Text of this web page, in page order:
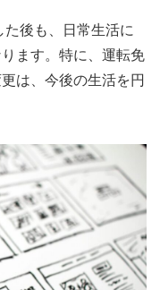
後も、日常生活に
ます。特に、運転免
は、今後の生活を円